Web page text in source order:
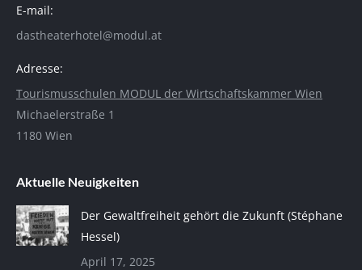
E-mail:
dastheaterhotel@modul.at
Adresse:
Tourismusschulen MODUL der Wirtschaftskammer Wien
Michaelerstraße 1
1180 Wien
Aktuelle Neuigkeiten
Der Gewaltfreiheit gehört die Zukunft (Stéphane
Hessel)
April 17, 2025